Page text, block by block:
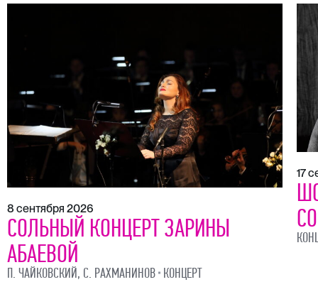
8 сентября 2026
СОЛЬНЫЙ КОНЦЕРТ ЗАРИНЫ
АБАЕВОЙ
П. ЧАЙКОВСКИЙ, С. РАХМАНИНОВ КОНЦЕРТ
17